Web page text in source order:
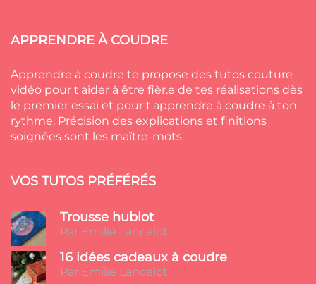
APPRENDRE À COUDRE
Apprendre à coudre te propose des tutos couture
vidéo pour t'aider à être fièr.e de tes réalisations dès
le premier essai et pour t'apprendre à coudre à ton
rythme. Précision des explications et finitions
soignées sont les maître-mots.
VOS TUTOS PRÉFÉRÉS
Trousse hublot
Par Emilie Lancelot
16 idées cadeaux à coudre
Par Emilie Lancelot